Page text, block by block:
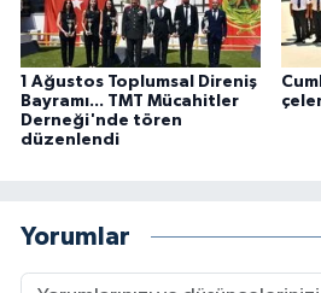
1 Ağustos Toplumsal Direniş
Bayramı... TMT Mücahitler
Derneği'nde tören
düzenlendi
Yorumlar